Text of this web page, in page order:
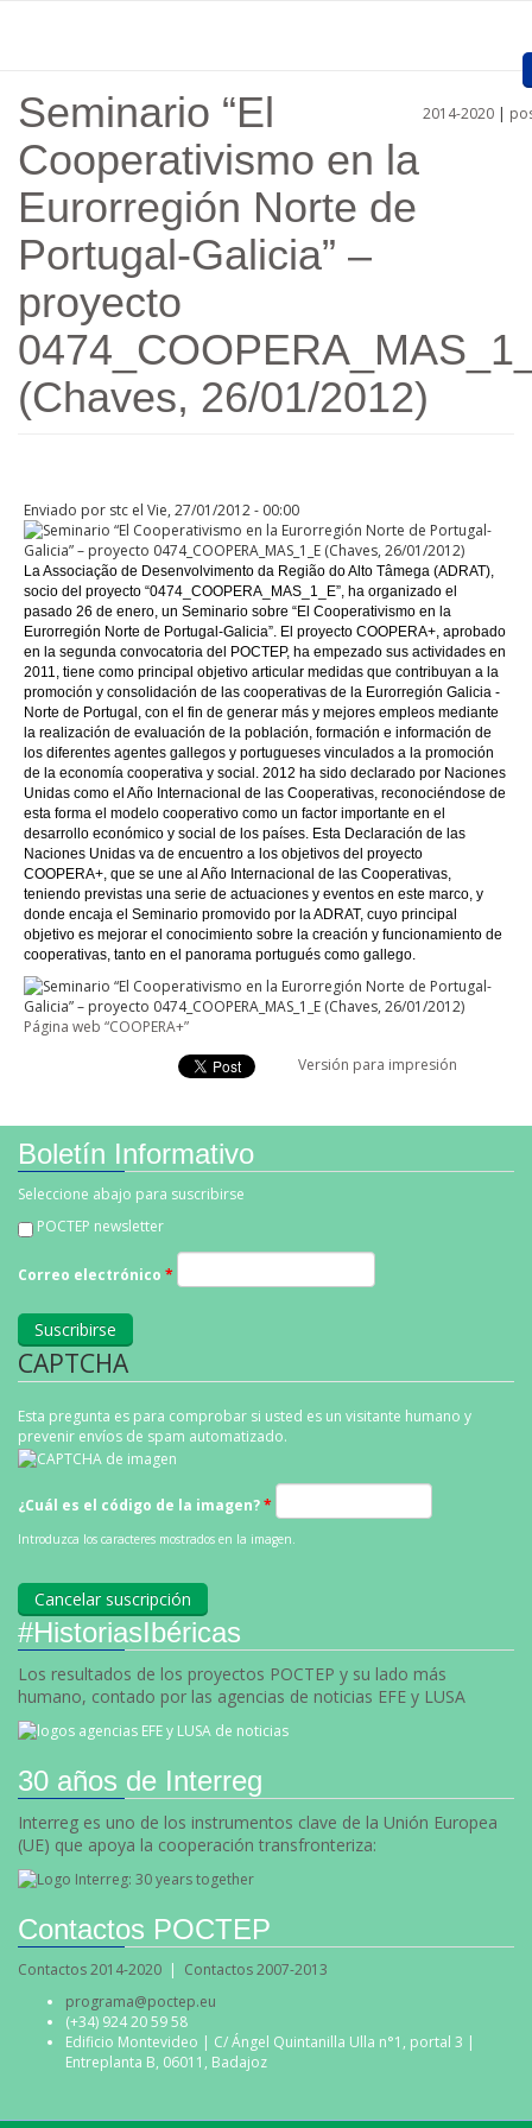
Presentación
Proyectos Aprobados
Convocatorias
Procedimientos
Comunicación
Enlaces
2014-2020 |
Seminario “El
Cooperativismo en la
Eurorregión Norte de
Portugal-Galicia” –
proyecto
(Chaves, 26/01/2012)
Enviado por stc el Vie, 27/01/2012 - 00:00
La Associação de Desenvolvimento da Região do Alto Tâmega (ADRAT),
socio del proyecto “0474_COOPERA_MAS_1_E”, ha organizado el
pasado 26 de enero, un Seminario sobre “El Cooperativismo en la
Eurorregión Norte de Portugal-Galicia”. El proyecto COOPERA+, aprobado
en la segunda convocatoria del POCTEP, ha empezado sus actividades en
2011, tiene como principal objetivo articular medidas que contribuyan a la
promoción y consolidación de las cooperativas de la Eurorregión Galicia -
Norte de Portugal, con el fin de generar más y mejores empleos mediante
la realización de evaluación de la población, formación e información de
los diferentes agentes gallegos y portugueses vinculados a la promoción
de la economía cooperativa y social. 2012 ha sido declarado por Naciones
Unidas como el Año Internacional de las Cooperativas, reconociéndose de
esta forma el modelo cooperativo como un factor importante en el
desarrollo económico y social de los países. Esta Declaración de las
Naciones Unidas va de encuentro a los objetivos del proyecto
COOPERA+, que se une al Año Internacional de las Cooperativas,
teniendo previstas una serie de actuaciones y eventos en este marco, y
donde encaja el Seminario promovido por la ADRAT, cuyo principal
objetivo es mejorar el conocimiento sobre la creación y funcionamiento de
cooperativas, tanto en el panorama portugués como gallego.
Página web “COOPERA+”
Versión para impresión
Boletín Informativo
Seleccione abajo para suscribirse
POCTEP newsletter
Correo electrónico *
CAPTCHA
Esta pregunta es para comprobar si usted es un visitante humano y
prevenir envíos de spam automatizado.
¿Cuál es el código de la imagen?*
Introduzca los caracteres mostrados en la imagen.
#HistoriasIbéricas
Los resultados de los proyectos POCTEP y su lado más
humano, contado por las agencias de noticias EFE y LUSA
30 años de Interreg
Interreg es uno de los instrumentos clave de la Unión Europea
(UE) que apoya la cooperación transfronteriza:
Contactos POCTEP
Contactos 2014-2020 | Contactos 2007-2013
programa@poctep.eu
(+34) 924 20 59 58
Edificio Montevideo | C/ Ángel Quintanilla Ulla n°1, portal 3 |
Entreplanta B, 06011, Badajoz